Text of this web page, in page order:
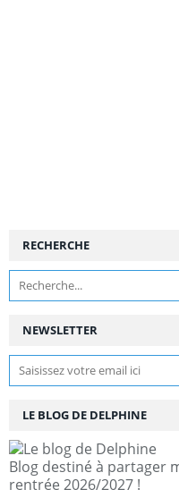
NEWSLETTER
RECHERCHE
LE BLOG DE DELPHINE
Blog destiné à partager
rentrée 2026/2027 !